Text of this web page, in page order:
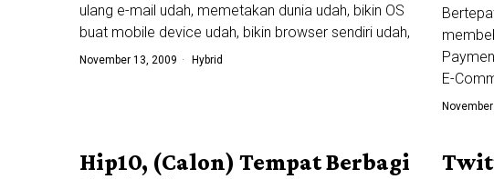
ulang e-mail udah, memetakan dunia udah, bikin OS
buat mobile device udah, bikin browser sendiri udah,
November 13, 2009 Hybrid
E-
Hip10, (Calon) Tempat Berbagi